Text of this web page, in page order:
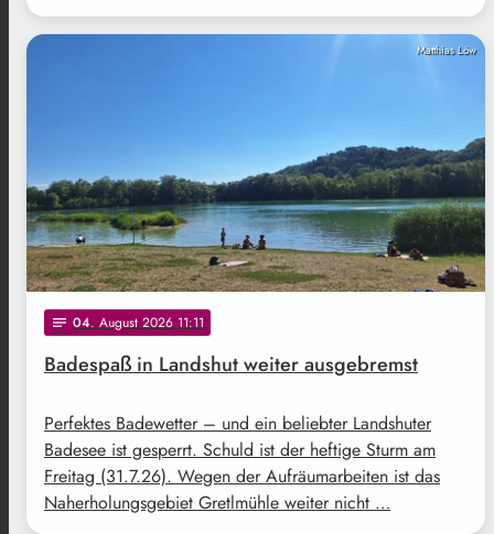
Matthias Löw
notes 04. August 2026 11:11
Badespaß in Landshut weiter ausgebremst
Perfektes Badewetter – und ein beliebter Landshuter
Badesee ist gesperrt. Schuld ist der heftige Sturm am
Freitag (31.7.26). Wegen der Aufräumarbeiten ist das
Naherholungsgebiet Gretlmühle weiter nicht …